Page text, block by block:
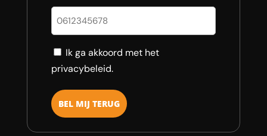
Consent
Ik ga akkoord met het
privacybeleid.